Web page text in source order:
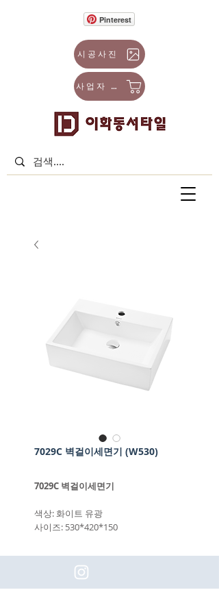
사업자 몰
시공사진
Pinterest
7029C 벽걸이세면기 (W530)
7029C 벽걸이세면기
색상: 화이트 유광
사이즈: 530*420*150